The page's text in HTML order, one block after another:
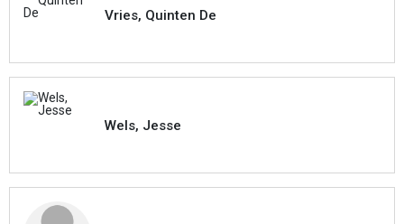
Vries, Quinten De
Wels, Jesse